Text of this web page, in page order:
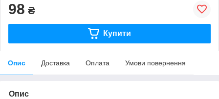
98 ₴
Купити
Опис Доставка Оплата Умови повернення
Опис